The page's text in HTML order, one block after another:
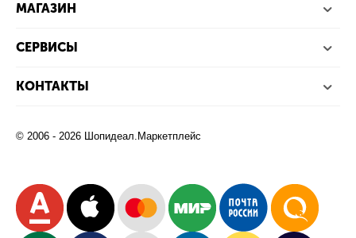
МАГАЗИН
СЕРВИСЫ
КОНТАКТЫ
© 2006 - 2026 Шопидеал.Маркетплейс